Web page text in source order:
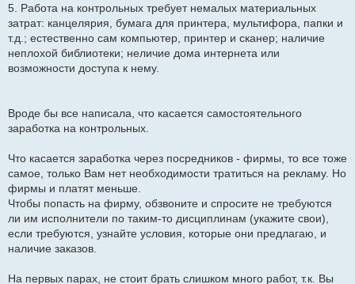
5. Работа на контрольных требует немалых материальных
затрат: канцелярия, бумага для принтера, мультифора, папки и
т.д.; естественно сам компьютер, принтер и сканер; наличие
неплохой библиотеки; неличие дома интернета или
возможности доступа к нему.
Вроде бы все написала, что касается самостоятельного
заработка на контрольных.
Что касается заработка через посредников - фирмы, то все тоже
самое, только Вам нет необходимости тратиться на рекламу. Но
фирмы и платят меньше.
Чтобы попасть на фирму, обзвоните и спросите не требуются
ли им исполнители по таким-то дисциплинам (укажите свои),
если требуются, узнайте условия, которые они предлагаю, и
наличие заказов.
На первых парах, не стоит брать слишком много работ, т.к. Вы